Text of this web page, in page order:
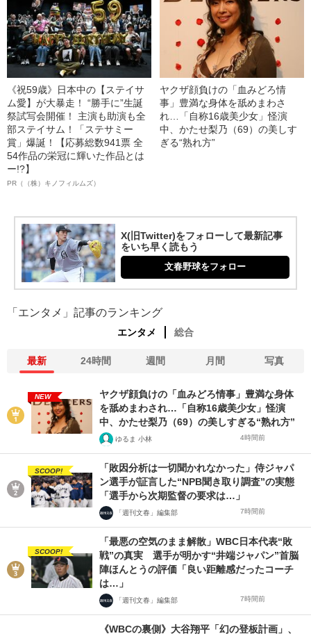
《祝59歳》日本中の【ステイサ
ム愛】が大暴走！ “勝手に”生誕
祭試写会開催！ 主演も助演も全
部ステイサム！「ステサミー
賞」爆誕！【応募総数941票 全
54作品の栄冠に輝いた作品とは
ー!?】
PR（（株）キノフィルムズ）
ヤクザ顔負けの「血みどろ情
事」豊満な身体を舐めまわさ
れ…「自称16歳美少女」怪演
中、かたせ梨乃（69）の美しす
ぎる“熟れ方”
X(旧Twitter)をフォローして最新記事
をいち早く読もう
文春野球をフォロー
「エンタメ」記事のランキング
エンタメ 総合
最新 24時間 週間 月間 写真
NEW
ヤクザ顔負けの「血みどろ情事」豊満な身体
を舐めまわされ…「自称16歳美少女」怪演
中、かたせ梨乃（69）の美しすぎる“熟れ方”
ゆるま 小林 4時間前
SCOOP!
「敗因分析は一切聞かれなかった」侍ジャパ
ン選手が証言した“NPB聞き取り調査”の実態
「選手から次期監督の要求は…」
「週刊文春」編集部 7時間前
SCOOP!
「最悪の空気のまま解散」WBC日本代表“敗
戦”の真実 選手が明かす“井端ジャパン”首脳
陣ほんとうの評価「良い距離感だったコーチ
は…」
「週刊文春」編集部 7時間前
《WBCの裏側》大谷翔平「幻の登板計画」、